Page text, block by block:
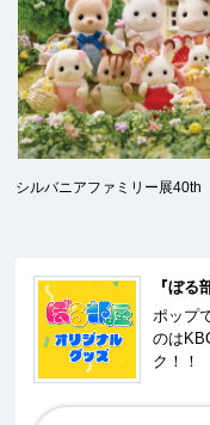
シルバニアファミリー展40th
『ぼる
ポップ
のは
ク！！